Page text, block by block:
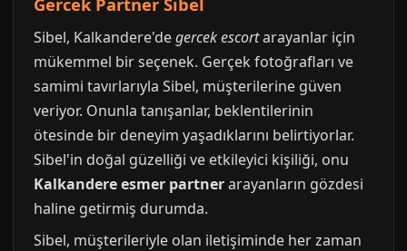
Sibel, Kalkandere'degercek escortarayanlar için
mükemmel bir seçenek. Gerçek fotoğrafları ve
samimi tavırlarıyla Sibel, müşterilerine güven
veriyor. Onunla tanışanlar, beklentilerinin
ötesinde bir deneyim yaşadıklarını belirtiyorlar.
Sibel'in doğal güzelliği ve etkileyici kişiliği, onu
Kalkandere esmer partnerarayanların gözdesi
haline getirmiş durumda.
Sibel, müşterileriyle olan iletişiminde her zaman